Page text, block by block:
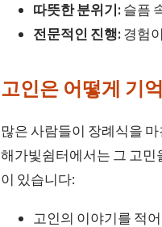
따뜻한 분위기: 슬픔
전문적인 진행: 경험
고인은 어떻게 기
많은 사람들이 장례식을
해가빛쉼터에서는 그 고민
이 있습니다:
고인의 이야기를 적